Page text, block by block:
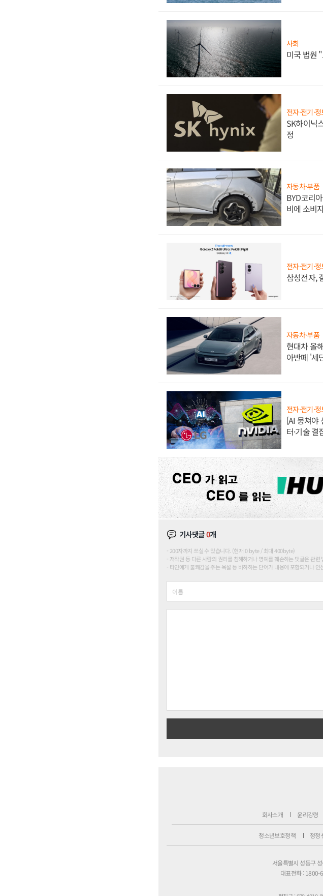
사회
미국 법원
전자·전기·
SK하이닉
정
자동차·부품
BYD코리
비에 소비
전자·전기·
삼성전자,
자동차·부품
현대차 올
아반떼 '세
전자·전기·
[AI 뭉쳐야
터·기술
기사댓글0개
200자까지 쓰실 수 있습니다. (현재 0 byte / 최대 400byte)
저작권 등 다른 사람의 권리를 침해하거나 명예를 훼손하는 댓글은 관련
타인에게 불쾌감을 주는 욕설 등 비하하는 단어가 내용에 포함되거나
회사소개 윤리강령
청소년보호정책 정정
서울특별시 성동구
대표전화 : 1800-